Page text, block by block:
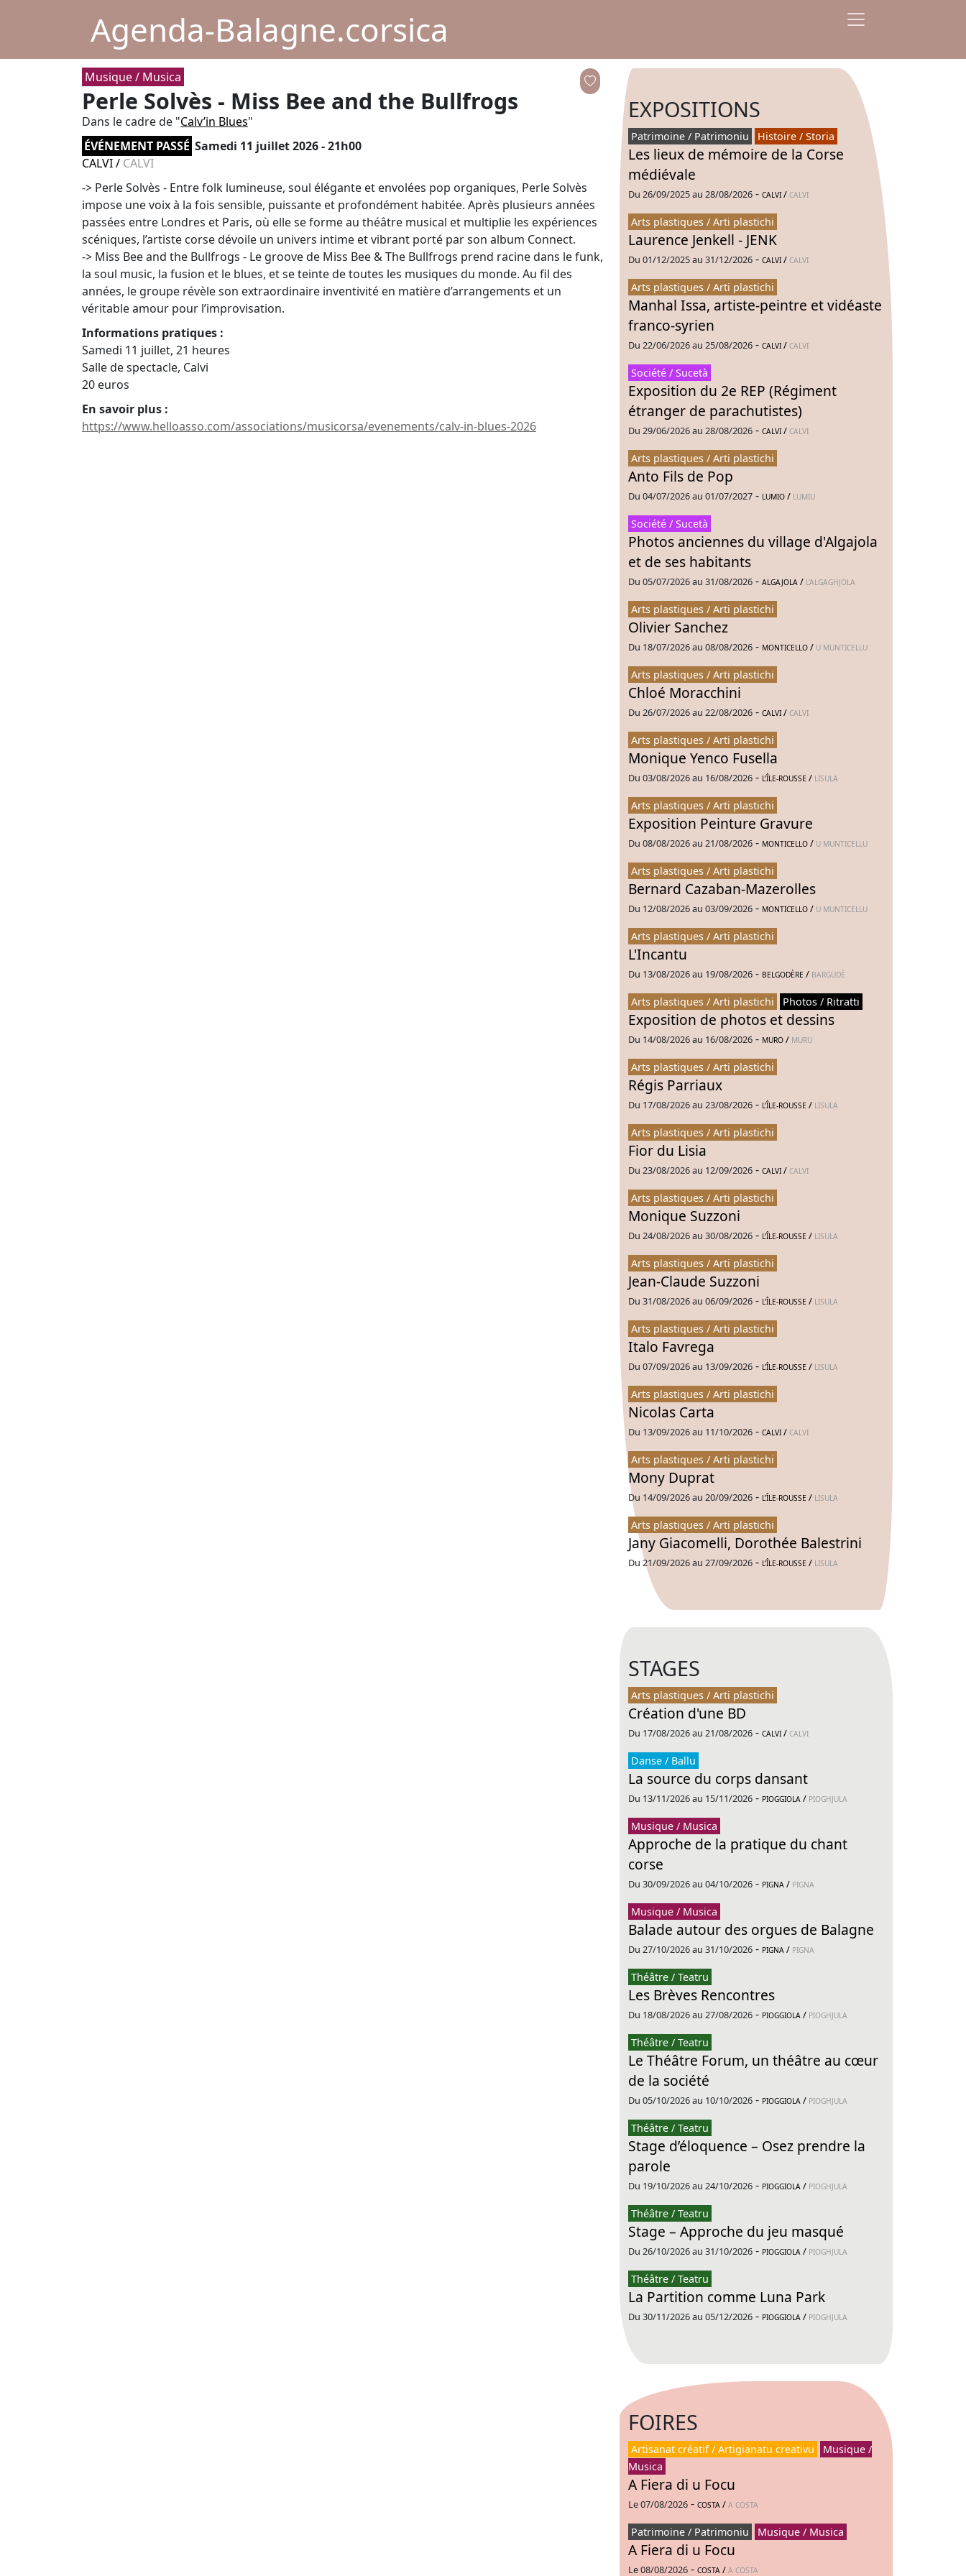
Agenda-Balagne.corsica
Musique / Musica
Perle Solvès - Miss Bee and the Bullfrogs
Dans le cadre de "Calv’in Blues"
ÉVÉNEMENT PASSÉ Samedi 11 juillet 2026 - 21h00
CALVI/ CALVI
-> Perle Solvès - Entre folk lumineuse, soul élégante et envolées pop organiques, Perle Solvès
impose une voix à la fois sensible, puissante et profondément habitée. Après plusieurs années
passées entre Londres et Paris, où elle se forme au théâtre musical et multiplie les expériences
scéniques, l’artiste corse dévoile un univers intime et vibrant porté par son album Connect.
-> Miss Bee and the Bullfrogs - Le groove de Miss Bee & The Bullfrogs prend racine dans le funk,
la soul music, la fusion et le blues, et se teinte de toutes les musiques du monde. Au fil des
années, le groupe révèle son extraordinaire inventivité en matière d’arrangements et un
véritable amour pour l’improvisation.
Informations pratiques :
Samedi 11 juillet, 21 heures
Salle de spectacle, Calvi
20 euros
En savoir plus :
https://www.helloasso.com/associations/musicorsa/evenements/calv-in-blues-2026
EXPOSITIONS
Patrimoine / Patrimoniu Histoire / Storia
Les lieux de mémoire de la Corse
médiévale
Du 26/09/2025 au 28/08/2026 - CALVI / CALVI
Arts plastiques / Arti plastichi
Laurence Jenkell - JENK
Du 01/12/2025 au 31/12/2026 - CALVI / CALVI
Arts plastiques / Arti plastichi
Manhal Issa, artiste-peintre et vidéaste
franco-syrien
Du 22/06/2026 au 25/08/2026 - CALVI / CALVI
Société / Sucetà
Exposition du 2e REP (Régiment
étranger de parachutistes)
Du 29/06/2026 au 28/08/2026 - CALVI / CALVI
Arts plastiques / Arti plastichi
Anto Fils de Pop
Du 04/07/2026 au 01/07/2027 - LUMIO / LUMIU
Société / Sucetà
Photos anciennes du village d'Algajola
et de ses habitants
Du 05/07/2026 au 31/08/2026 - ALGAJOLA / L'ALGAGHJOLA
Arts plastiques / Arti plastichi
Olivier Sanchez
Du 18/07/2026 au 08/08/2026 - MONTICELLO / U MUNTICELLU
Arts plastiques / Arti plastichi
Chloé Moracchini
Du 26/07/2026 au 22/08/2026 - CALVI / CALVI
Arts plastiques / Arti plastichi
Monique Yenco Fusella
Du 03/08/2026 au 16/08/2026 - L’ÎLE-ROUSSE / LISULA
Arts plastiques / Arti plastichi
Exposition Peinture Gravure
Du 08/08/2026 au 21/08/2026 - MONTICELLO / U MUNTICELLU
Arts plastiques / Arti plastichi
Bernard Cazaban-Mazerolles
Du 12/08/2026 au 03/09/2026 - MONTICELLO / U MUNTICELLU
Arts plastiques / Arti plastichi
L'Incantu
Du 13/08/2026 au 19/08/2026 - BELGODÈRE / BARGUDÈ
Arts plastiques / Arti plastichi Photos / Ritratti
Exposition de photos et dessins
Du 14/08/2026 au 16/08/2026 - MURO / MURU
Arts plastiques / Arti plastichi
Régis Parriaux
Du 17/08/2026 au 23/08/2026 - L’ÎLE-ROUSSE / LISULA
Arts plastiques / Arti plastichi
Fior du Lisia
Du 23/08/2026 au 12/09/2026 - CALVI / CALVI
Arts plastiques / Arti plastichi
Monique Suzzoni
Du 24/08/2026 au 30/08/2026 - L’ÎLE-ROUSSE / LISULA
Arts plastiques / Arti plastichi
Jean-Claude Suzzoni
Du 31/08/2026 au 06/09/2026 - L’ÎLE-ROUSSE / LISULA
Arts plastiques / Arti plastichi
Italo Favrega
Du 07/09/2026 au 13/09/2026 - L’ÎLE-ROUSSE / LISULA
Arts plastiques / Arti plastichi
Nicolas Carta
Du 13/09/2026 au 11/10/2026 - CALVI / CALVI
Arts plastiques / Arti plastichi
Mony Duprat
Du 14/09/2026 au 20/09/2026 - L’ÎLE-ROUSSE / LISULA
Arts plastiques / Arti plastichi
Jany Giacomelli, Dorothée Balestrini
Du 21/09/2026 au 27/09/2026 - L’ÎLE-ROUSSE / LISULA
STAGES
Arts plastiques / Arti plastichi
Création d'une BD
Du 17/08/2026 au 21/08/2026 - CALVI / CALVI
Danse / Ballu
La source du corps dansant
Du 13/11/2026 au 15/11/2026 - PIOGGIOLA / PIOGHJULA
Musique / Musica
Approche de la pratique du chant
corse
Du 30/09/2026 au 04/10/2026 - PIGNA / PIGNA
Musique / Musica
Balade autour des orgues de Balagne
Du 27/10/2026 au 31/10/2026 - PIGNA / PIGNA
Théâtre / Teatru
Les Brèves Rencontres
Du 18/08/2026 au 27/08/2026 - PIOGGIOLA / PIOGHJULA
Théâtre / Teatru
Le Théâtre Forum, un théâtre au cœur
de la société
Du 05/10/2026 au 10/10/2026 - PIOGGIOLA / PIOGHJULA
Théâtre / Teatru
Stage d’éloquence – Osez prendre la
parole
Du 19/10/2026 au 24/10/2026 - PIOGGIOLA / PIOGHJULA
Théâtre / Teatru
Stage – Approche du jeu masqué
Du 26/10/2026 au 31/10/2026 - PIOGGIOLA / PIOGHJULA
Théâtre / Teatru
La Partition comme Luna Park
Du 30/11/2026 au 05/12/2026 - PIOGGIOLA / PIOGHJULA
FOIRES
Artisanat créatif / Artigianatu creativu
Musique /
Musica
A Fiera di u Focu
Le 07/08/2026 - COSTA / A COSTA
Patrimoine / Patrimoniu Musique / Musica
A Fiera di u Focu
Le 08/08/2026 - COSTA / A COSTA